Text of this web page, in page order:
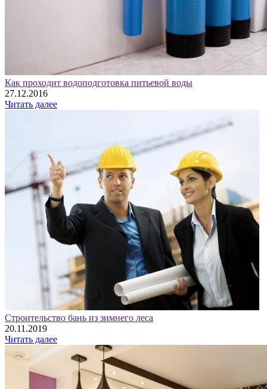
Как проходит водоподготовка питьевой воды
27.12.2016
Читать далее
Строительство бань из зимнего леса
20.11.2019
Читать далее